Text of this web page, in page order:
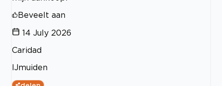
Beveelt aan
14 July 2026
Caridad
IJmuiden